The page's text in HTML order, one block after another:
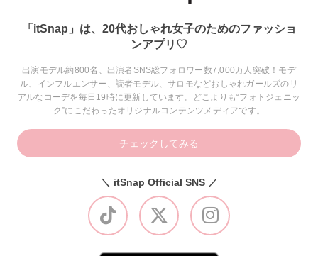
「itSnap」は、20代おしゃれ女子のためのファッショ
ンアプリ♡
出演モデル約800名、出演者SNS総フォロワー数7,000万人突破！モデ
ル、インフルエンサー、読者モデル、サロモなどおしゃれガールズのリ
アルなコーデを毎日19時に更新しています。どこよりも“フォトジェニッ
ク”にこだわったオリジナルコンテンツメディアです。
チェックしてみる
＼ itSnap Official SNS ／